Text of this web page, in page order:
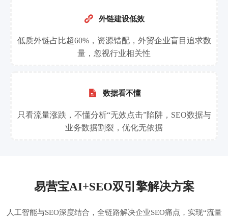
 外链建设低效
低质外链占比超60%，资源错配，外贸企业盲目追求数
量，忽视行业相关性
 数据看不懂
只看流量涨跌，不懂分析“无效点击”陷阱，SEO数据与
业务数据割裂，优化无依据
易营宝AI+SEO双引擎解决方案
人工智能与SEO深度结合，全链路解决企业SEO痛点，实现“流量